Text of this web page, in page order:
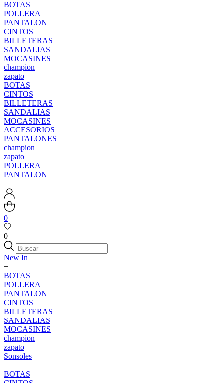
BOTAS
POLLERA
PANTALON
CINTOS
BILLETERAS
SANDALIAS
MOCASINES
champion
zapato
BOTAS
CINTOS
BILLETERAS
SANDALIAS
MOCASINES
ACCESORIOS
PANTALONES
champion
zapato
POLLERA
PANTALON
0
0
New In
+
BOTAS
POLLERA
PANTALON
CINTOS
BILLETERAS
SANDALIAS
MOCASINES
champion
zapato
Sonsoles
+
BOTAS